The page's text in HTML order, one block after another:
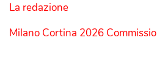
La redazione
Milano Cortina 2026